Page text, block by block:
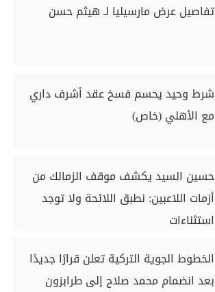
تفاصيل عرض مارسيليا لـ هيثم حسن
شرط وحيد يحسم فسخ عقد أشرف داري
مع الأهلي (خاص)
حسين السيد يكشف موقف الزمالك من
أزمات اللاعبين: نطبق اللائحة ولا توجد
استثناءات
الخطوط الجوية التركية تعلن قرارًا جديدًا
بعد انضمام محمد صلاح إلى طرابزون